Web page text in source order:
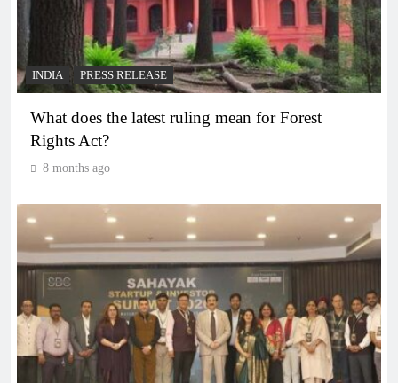
INDIA PRESS RELEASE
What does the latest ruling mean for Forest
Rights Act?
8 months ago